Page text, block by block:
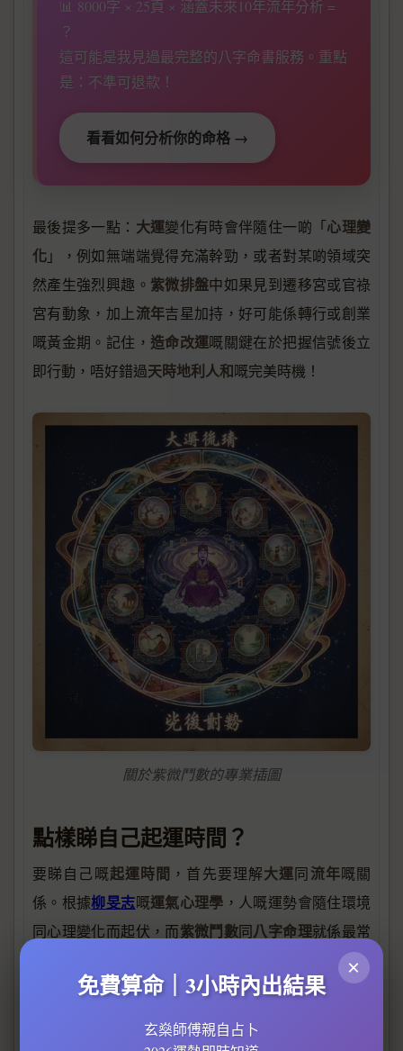
📊 8000字 × 25頁 × 涵蓋未來10年流年分析 =
？
這可能是我見過最完整的八字命書服務。重點
是：不準可退款！
看看如何分析你的命格 →
最後提多一點： 大運變化有時會伴隨住一啲「心理變
化」，例如無端端覺得充滿幹勁，或者對某啲領域突
然產生強烈興趣。 紫微排盤中如果見到遷移宮或官祿
宮有動象，加上流年吉星加持，好可能係轉行或創業
嘅黃金期。記住， 造命改運嘅關鍵在於把握信號後立
即行動，唔好錯過天時地利人和嘅完美時機！
關於紫微鬥數的專業插圖
點樣睇自己起運時間？
要睇自己嘅起運時間 ，首先要理解大運同流年嘅關
係。根據柳旻志嘅運氣心理學 ，人嘅運勢會隨住環境
同心理變化而起伏，而紫微鬥數同八字命理就係最常
月柱代表
一個人嘅「提綱」，而
年幹 同干支組合會影響 命局嘅
就指出，起運時間通常由出生後嘅第一個
×
免費算命｜3小時內出結果
玄燊師傅親自占卜